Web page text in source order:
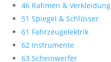
46 Rahmen & Verkleidung
51 Spiegel & Schlösser
61 Fahrzeugelektrik
62 Instrumente
63 Scheinwerfer